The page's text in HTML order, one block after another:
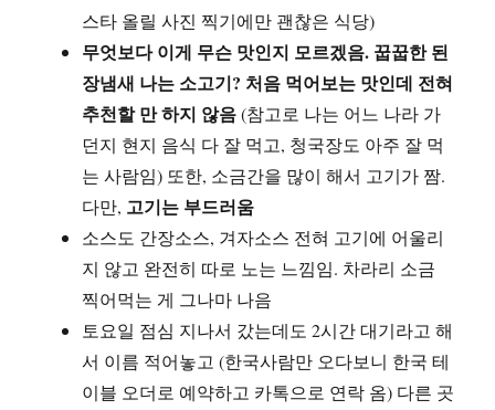
스타 올릴 사진 찍기에만 괜찮은 식당)
무엇보다 이게 무슨 맛인지 모르겠음. 꿉꿉한 된
장냄새 나는 소고기? 처음 먹어보는 맛인데 전혀
추천할 만 하지 않음(참고로 나는 어느 나라 가
던지 현지 음식 다 잘 먹고, 청국장도 아주 잘 먹
는 사람임) 또한, 소금간을 많이 해서 고기가 짬.
다만, 고기는 부드러움
소스도 간장소스, 겨자소스 전혀 고기에 어울리
지 않고 완전히 따로 노는 느낌임. 차라리 소금
찍어먹는 게 그나마 나음
토요일 점심 지나서 갔는데도 2시간 대기라고 해
서 이름 적어놓고 (한국사람만 오다보니 한국 테
이블 오더로 예약하고 카톡으로 연락 옴) 다른 곳